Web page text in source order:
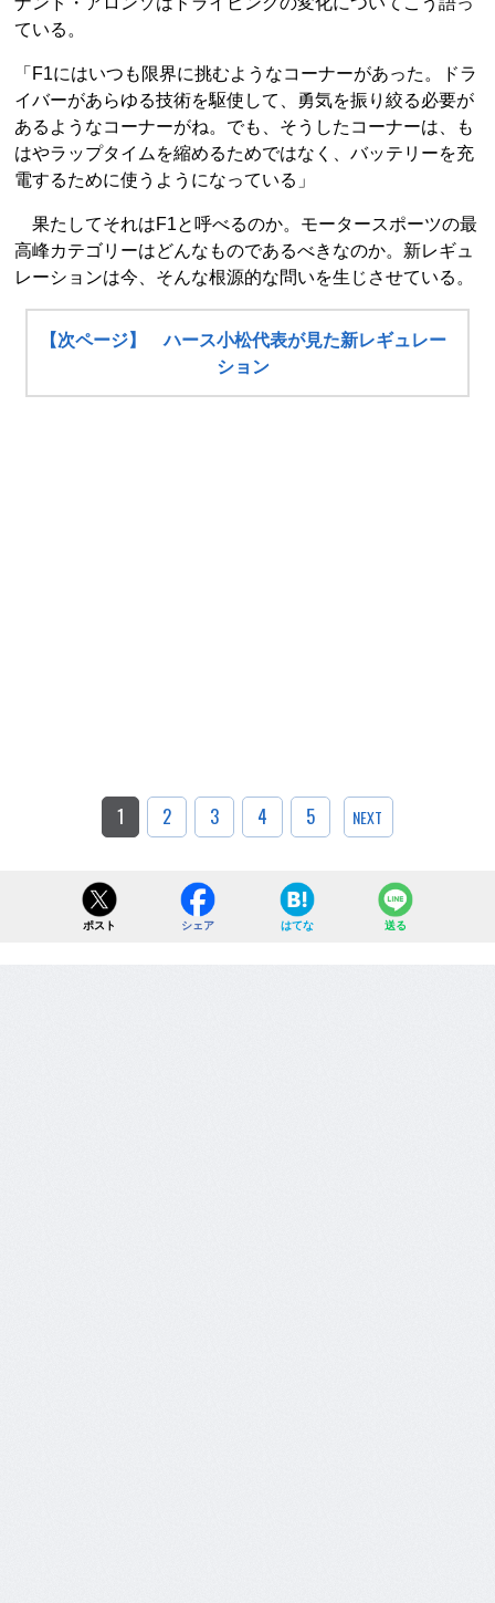
ている。
「F1にはいつも限界に挑むようなコーナーがあった。ドラ
イバーがあらゆる技術を駆使して、勇気を振り絞る必要が
あるようなコーナーがね。でも、そうしたコーナーは、も
はやラップタイムを縮めるためではなく、バッテリーを充
電するために使うようになっている」
果たしてそれはF1と呼べるのか。モータースポーツの最
高峰カテゴリーはどんなものであるべきなのか。新レギュ
レーションは今、そんな根源的な問いを生じさせている。
【次ページ】 ハース小松代表が見た新レギュレー
ション
1 2 3 4 5 NEXT
ポスト シェア はてな 送る